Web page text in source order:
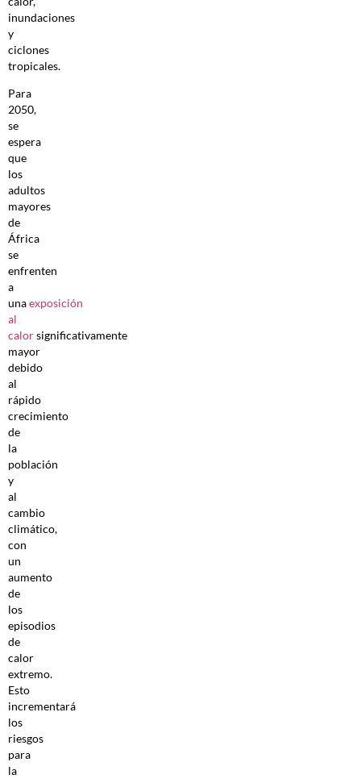
inundaciones
y
ciclones
tropicales.
Para
2050,
se
espera
que
los
adultos
mayores
de
África
se
enfrenten
a
unaexposición
al
calorsignificativamente
mayor
debido
al
rápido
crecimiento
de
la
población
y
al
cambio
climático,
con
un
aumento
de
los
episodios
de
calor
extremo.
Esto
incrementará
los
riesgos
para
la